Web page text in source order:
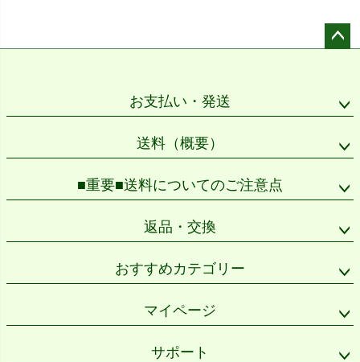
お支払い・発送
送料（概要）
■重要■送料についてのご注意点
返品・交換
おすすめカテゴリー
マイページ
サポート